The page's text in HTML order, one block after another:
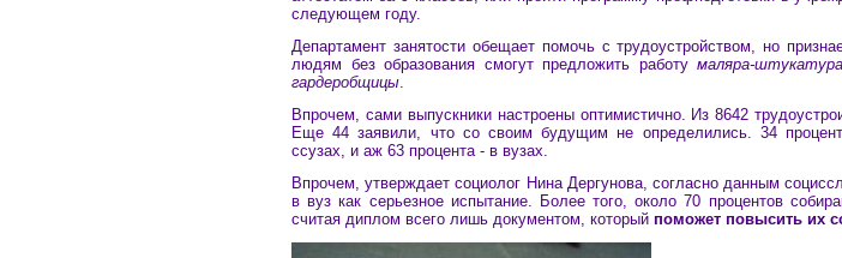
следующем году.
Департамент занятости обещает помочь с трудоустройством, но
людям без образования смогут предложить работумаляра-
гардеробщицы
Впрочем, сами выпускники настроены оптимистично. Из 8642
Еще 44 заявили, что со своим будущим не определились. 34
ссузах, и аж 63 процента - в вузах.
Впрочем, утверждает социолог Нина Дергунова, согласно данным
в вуз как серьезное испытание. Более того, около 70 процентов
считая диплом всего лишь документом, который поможет повысить их